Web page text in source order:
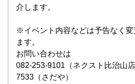
介します。
※イベント内容などは予告なく変
ます。
お問い合わせは
082-253-9101（ネクスト比治山
7533（さだや）